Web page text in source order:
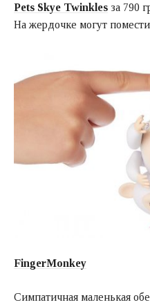
Pets Skye Twinkles за 790
На жердочке могут
FingerMonkey
Симпатичная маленькая